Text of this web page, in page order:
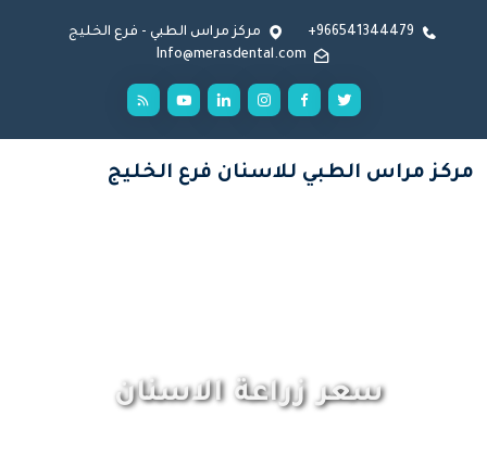
966541344479+
مركز مراس الطبي - فرع الخليج
Info@merasdental.com
مركز مراس الطبي للاسنان فرع الخليج
سعر زراعة الاسنان